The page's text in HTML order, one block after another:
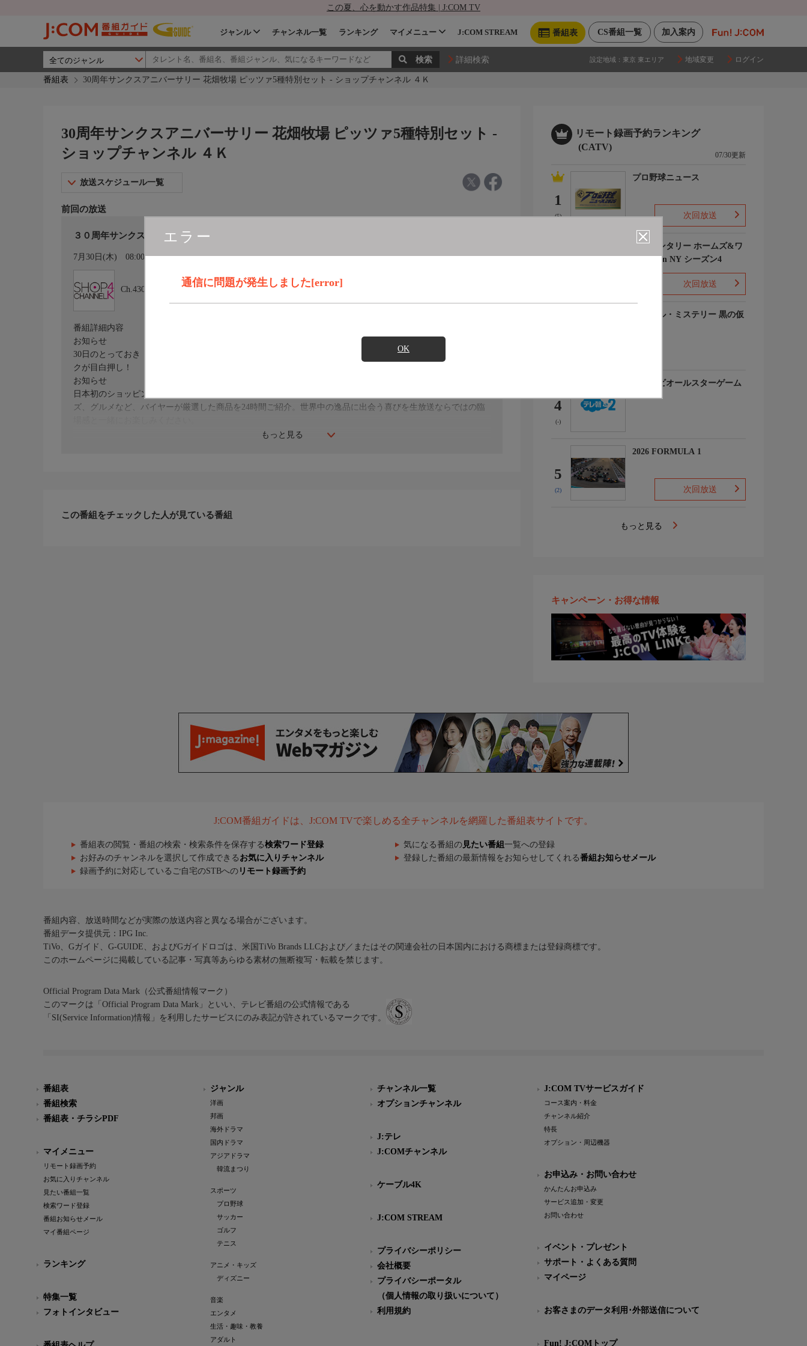
この夏、心を動かす作品特集 | J:COM TV
加入案内
CS番組一覧
番組表
ジャンル チャンネル一覧 ランキング マイメニュー J:COM STREAM
詳細検索 設定地域： 東京 東エリア 地域変更 ログイン
番組表 30周年サンクスアニバーサリー 花畑牧場 ピッツァ5種特別セット - ショップチャンネル ４Ｋ
エラー
通信に問題が発生しました[error]
OK
30周年サンクスアニバーサリー 花畑牧場 ピッツァ5種特別セット -
ショップチャンネル ４Ｋ
放送スケジュール一覧
前回の放送
３０周年サンクスアニバーサリー 花畑牧場 ピッツァ５種特別セット
7月30日(木) 08:00〜09:00
Ch.430
ショップチャンネル ４Ｋ
もっと見る
番組詳細内容
お知らせ
30日のとっておき！30周年サンクスアニバーサリー！／毎月３０日の特別企画！３０周年の感謝を込めたおト
クが目白押し！
お知らせ
日本初のショッピング専門チャンネルとして1996年にスタート。ファッション、ビューティー、ホームグッ
ズ、グルメなど、バイヤーが厳選した商品を24時間ご紹介。世界中の逸品に出会う喜びを生放送ならではの臨
この番組をチェックした人が見ている番組
リモート録画予約ランキング
(CATV)
07/30更新
1
(5)
プロ野球ニュース
次回放送
エレメンタリー ホームズ&ワ
トソン in NY シーズン4
次回放送
ルーヴル・ミステリー 黒の仮
4
(-)
マイナビオールスターゲーム
2026
5
(2)
2026 FORMULA 1
次回放送
もっと見る
キャンペーン・お得な情報
J:COM番組ガイドは、J:COM TVで楽しめる全チャンネルを網羅した番組表サイトです。
番組表の閲覧・番組の検索・検索条件を保存する検索ワード登録 気になる番組の 見たい番組 一覧への登録
お好みのチャンネルを選択して作成できる お気に入りチャンネル 登録した番組の最新情報をお知らせしてくれる番組お知らせメール
録画予約に対応しているご自宅のSTBへの リモート録画予約
番組内容、放送時間などが実際の放送内容と異なる場合がございます。
番組データ提供元：IPG Inc.
TiVo、Gガイド、G-GUIDE、およびGガイドロゴは、米国TiVo Brands LLCおよび／またはその関連会社の日本国内における商標または登録商標です。
このホームページに掲載している記事・写真等あらゆる素材の無断複写・転載を禁じます。
Official Program Data Mark（公式番組情報マーク）
このマークは「Official Program Data Mark」といい、テレビ番組の公式情報である
「SI(Service Information)情報」を利用したサービスにのみ表記が許されているマークです。
番組表
番組検索
番組表・チラシPDF
マイメニュー
リモート録画予約
お気に入りチャンネル
見たい番組一覧
検索ワード登録
番組お知らせメール
マイ番組ページ
ランキング
特集一覧
フォトインタビュー
ジャンル
洋画
邦画
海外ドラマ
国内ドラマ
アジアドラマ
韓流まつり
スポーツ
プロ野球
サッカー
ゴルフ
テニス
アニメ・キッズ
ディズニー
音楽
エンタメ
生活・趣味・教養
アダルト
チャンネル一覧
オプションチャンネル
J:テレ
J:COMチャンネル
ケーブル4K
J:COM STREAM
プライバシーポリシー
会社概要
プライバシーポータル
（個人情報の取り扱いについて）
利用規約
J:COM TVサービスガイド
コース案内・料金
チャンネル紹介
特長
オプション・周辺機器
お申込み・お問い合わせ
かんたんお申込み
サービス追加・変更
お問い合わせ
イベント・プレゼント
サポート・よくある質問
マイページ
お客さまのデータ利用･外部送信について
Fun! J:COMトップ